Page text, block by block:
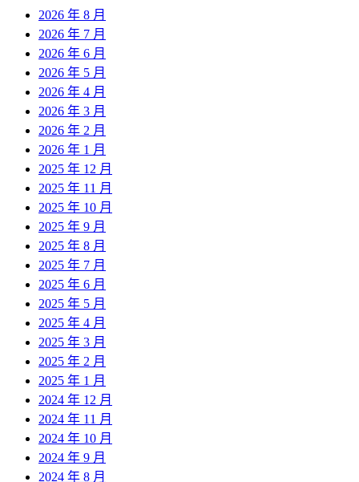
2026 年 8 月
2026 年 7 月
2026 年 6 月
2026 年 5 月
2026 年 4 月
2026 年 3 月
2026 年 2 月
2026 年 1 月
2025 年 12 月
2025 年 11 月
2025 年 10 月
2025 年 9 月
2025 年 8 月
2025 年 7 月
2025 年 6 月
2025 年 5 月
2025 年 4 月
2025 年 3 月
2025 年 2 月
2025 年 1 月
2024 年 12 月
2024 年 11 月
2024 年 10 月
2024 年 9 月
2024 年 8 月